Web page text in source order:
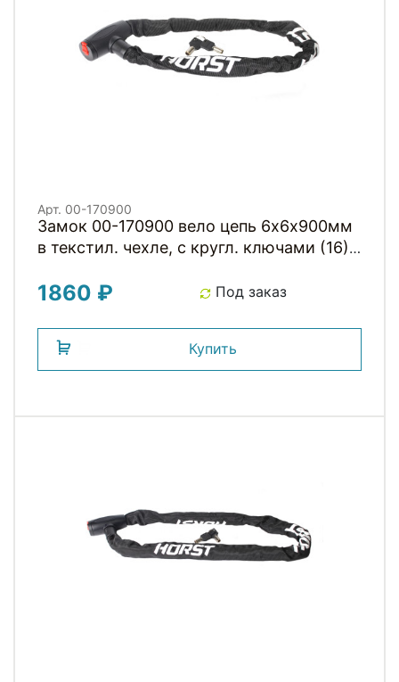
Арт. 00-170900
Замок 00-170900 вело цепь 6х6х900мм
в текстил. чехле, с кругл. ключами (16)
1860 ₽ Под заказ
Купить